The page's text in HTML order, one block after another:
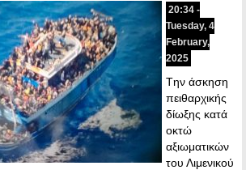
20:34 -
Tuesday, 4
February,
2025
Tην άσκηση
πειθαρχικής
δίωξης κατά
οκτώ
αξιωματικών
του Λιμενικού